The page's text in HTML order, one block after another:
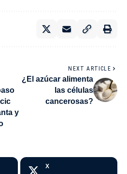
y
NEXT ARTICLE
¿El azúcar alimenta
las células
cancerosas?
X